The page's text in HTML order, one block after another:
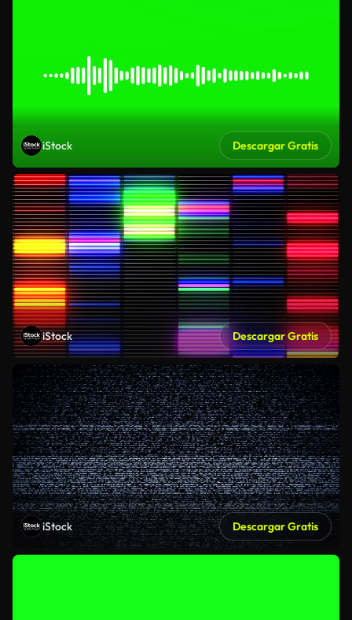
iStock Descargar Gratis
iStock Descargar Gratis
iStock Descargar Gratis